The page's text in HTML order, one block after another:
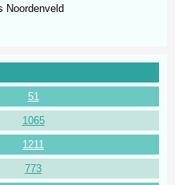
51
1065
1211
773
Noordenveld